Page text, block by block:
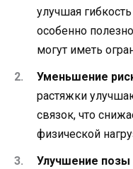
улучшая
особенно
могут иметь
Уменьшение
растяжки
связок, что
физической
Улучшение позы